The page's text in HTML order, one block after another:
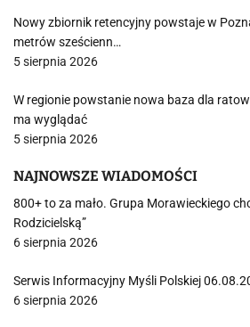
Nowy zbiornik retencyjny powstaje w
metrów sześcienn…
5 sierpnia 2026
W regionie powstanie nowa baza dla
ma wyglądać
5 sierpnia 2026
NAJNOWSZE WIADOMOŚCI
800+ to za mało. Grupa Morawieckiego
Rodzicielską”
6 sierpnia 2026
Serwis Informacyjny Myśli Polskiej
6 sierpnia 2026